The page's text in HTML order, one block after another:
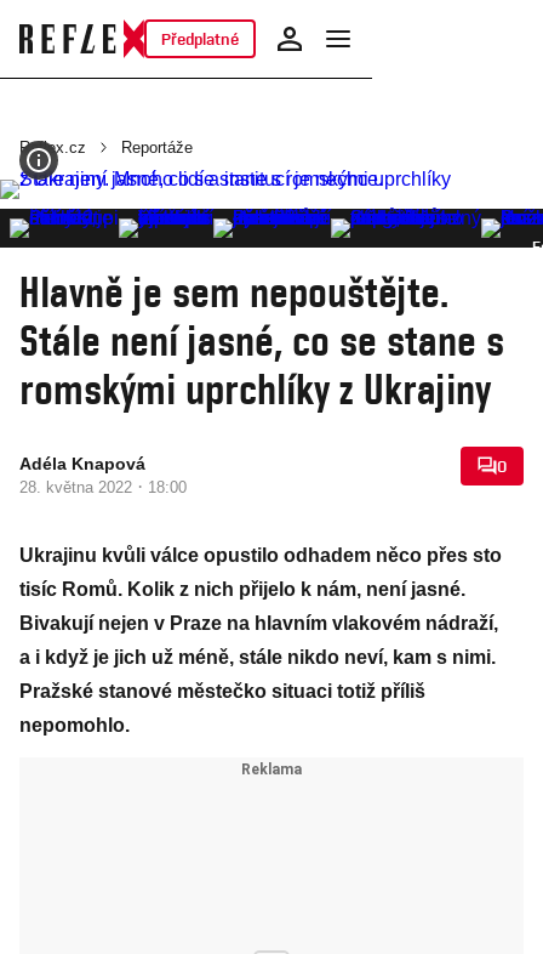
Předplatné
Reflex.cz Reportáže
Hlavně je sem nepouštějte.
Stále není jasné, co se stane s
romskými uprchlíky z Ukrajiny
Adéla Knapová
28. května 2022 · 18:00
0
Ukrajinu kvůli válce opustilo odhadem něco přes sto
tisíc Romů. Kolik z nich přijelo k nám, není jasné.
Bivakují nejen v Praze na hlavním vlakovém nádraží,
a i když je jich už méně, stále nikdo neví, kam s nimi.
Pražské stanové městečko situaci totiž příliš
nepomohlo.